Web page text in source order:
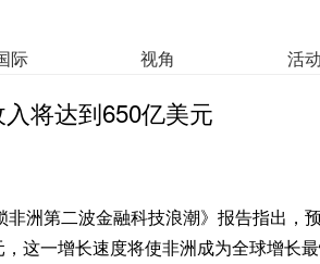
际 视角 活动
将达到650亿美元
洲第二波金融科技浪潮》报告指出，
这一增长速度将使非洲成为全球增长